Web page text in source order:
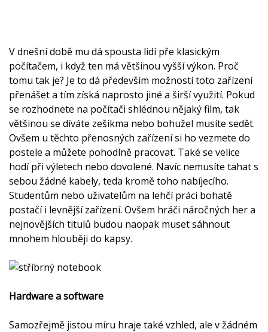
V dnešní době mu dá spousta lidí pře klasickým
počítačem, i když ten má většinou vyšší výkon. Proč
tomu tak je? Je to dá především možností toto zařízení
přenášet a tím získá naprosto jiné a širší využití. Pokud
se rozhodnete na počítači shlédnou nějaký film, tak
většinou se díváte zešikma nebo bohužel musíte sedět.
Ovšem u těchto přenosných zařízení si ho vezmete do
postele a můžete pohodlně pracovat. Také se velice
hodí při výletech nebo dovolené. Navíc nemusíte tahat s
sebou žádné kabely, teda kromě toho nabíjecího.
Studentům nebo uživatelům na lehčí práci bohatě
postačí i levnější zařízení. Ovšem hráči náročných her a
nejnovějších titulů budou naopak muset sáhnout
mnohem hlouběji do kapsy.
Hardware a software
Samozřejmě jistou míru hraje také vzhled, ale v žádném